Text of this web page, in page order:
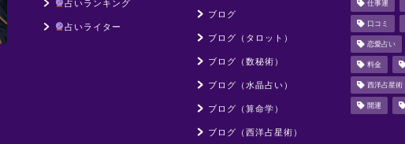
占いランキング
占いライター
ブログ
ブログ（タロット）
ブログ（数秘術）
ブログ（水晶占い）
ブログ（算命学）
ブログ（西洋占星術）
仕事運
口コミ
恋愛占い
料金
西洋占星術
開運